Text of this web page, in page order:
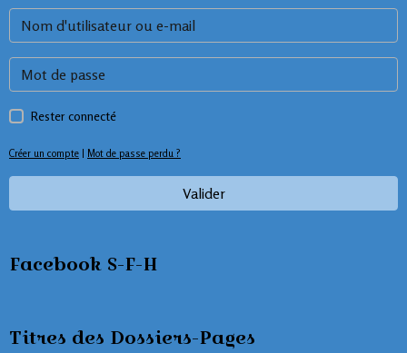
Rester connecté
Créer un compte Mot de passe perdu ?
Valider
Facebook S-F-H
Titres des Dossiers-Pages